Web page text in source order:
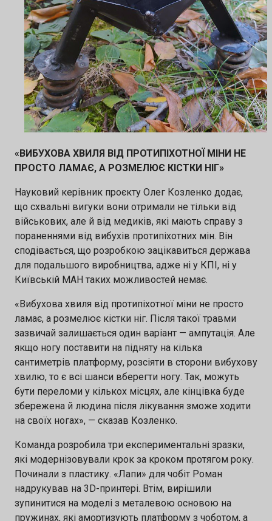
«ВИБУХОВА ХВИЛЯ ВІД ПРОТИПІХОТНОЇ МІНИ НЕ
ПРОСТО ЛАМАЄ, А РОЗМЕЛЮЄ КІСТКИ НІГ»
Науковий керівник проєкту Олег Козленко додає,
що схвальні вигуки вони отримали не тільки від
військових, але й від медиків, які мають справу з
пораненнями від вибухів протипіхотних мін. Він
сподівається, що розробкою зацікавиться держава
для подальшого виробництва, адже ні у КПІ, ні у
Київській МАН таких можливостей немає.
«Вибухова хвиля від протипіхотної міни не просто
ламає, а розмелює кістки ніг. Після такої травми
зазвичай залишається один варіант — ампутація. Але
якщо ногу поставити на підняту на кілька
сантиметрів платформу, розсіяти в сторони вибухову
хвилю, то є всі шанси вберегти ногу. Так, можуть
бути переломи у кількох місцях, але кінцівка буде
збережена й людина після лікування зможе ходити
на своїх ногах», — сказав Козленко.
Команда розробила три експериментальні зразки,
які модернізовували крок за кроком протягом року.
Починали з пластику. «Лапи» для чобіт Роман
надрукував на 3D-принтері. Втім, вирішили
зупинитися на моделі з металевою основою на
пружинах, які амортизують платформу з чоботом, а